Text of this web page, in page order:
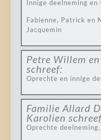
Innige deelneming
Fabienne, Patrick en
Jacquemin
Petre Willem
schreef:
Oprechte en innige
Familie Allard
Karolien
Oprechte